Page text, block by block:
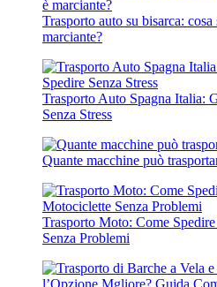
Trasporto auto su bisarca:
marciante?
Trasporto Auto Spagna Italia:
Senza Stress
Quante macchine può
Trasporto Moto: Come
Senza Problemi